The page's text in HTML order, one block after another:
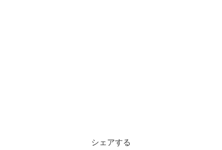
シェアする